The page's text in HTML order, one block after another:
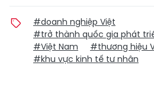
#doanh nghiệp Việt
#trở thành quốc gia phát
#Việt Nam
#thương hiệu
#khu vực kinh tế tư nhân